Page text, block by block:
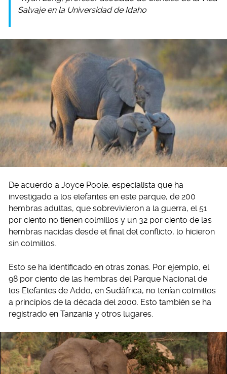
Salvaje en la Universidad de Idaho
De acuerdo a Joyce Poole, especialista que ha
investigado a los elefantes en este parque, de 200
hembras adultas, que sobrevivieron a la guerra, el 51
por ciento no tienen colmillos y un 32 por ciento de las
hembras nacidas desde el final del conflicto, lo hicieron
sin colmillos.
Esto se ha identificado en otras zonas. Por ejemplo, el
98 por ciento de las hembras del Parque Nacional de
los Elefantes de Addo, en Sudáfrica, no tenían colmillos
a principios de la década del 2000. Esto también se ha
registrado en Tanzania y otros lugares.